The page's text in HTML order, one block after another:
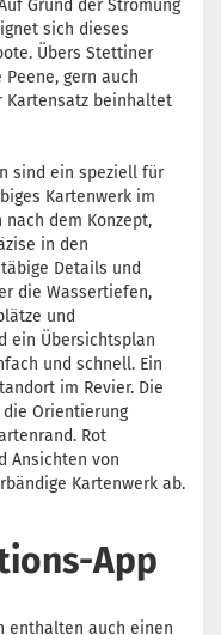
Grund der Strömung
sich dieses
Übers Stettiner
gern auch
Kartensatz beinhaltet
sind ein speziell für
Kartenwerk im
nach dem Konzept,
in den
Details und
die Wassertiefen,
und
ein Übersichtsplan
und schnell. Ein
im Revier. Die
Orientierung
Rot
Ansichten von
Kartenwerk ab.
App
enthalten auch einen